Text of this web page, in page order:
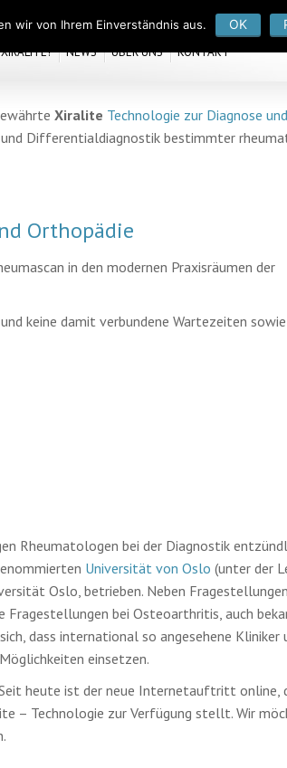
NEWS ÜBER UNS KONTAKT
Xiralite Technologie zur Diagnose
Differentialdiagnostik bestimmter
Orthopädie
in den modernen Praxisräumen der
keine damit verbundene Wartezeiten
Rheumatologen bei der Diagnostik
Universität von Oslo (unter der
Oslo, betrieben. Neben
Fragestellungen bei Osteoarthritis, auch
dass international so angesehene
einsetzen.
Seit heute ist der neue Internetauftritt
– Technologie zur Verfügung stellt. Wir
wir von Ihrem Einverständnis aus. OK